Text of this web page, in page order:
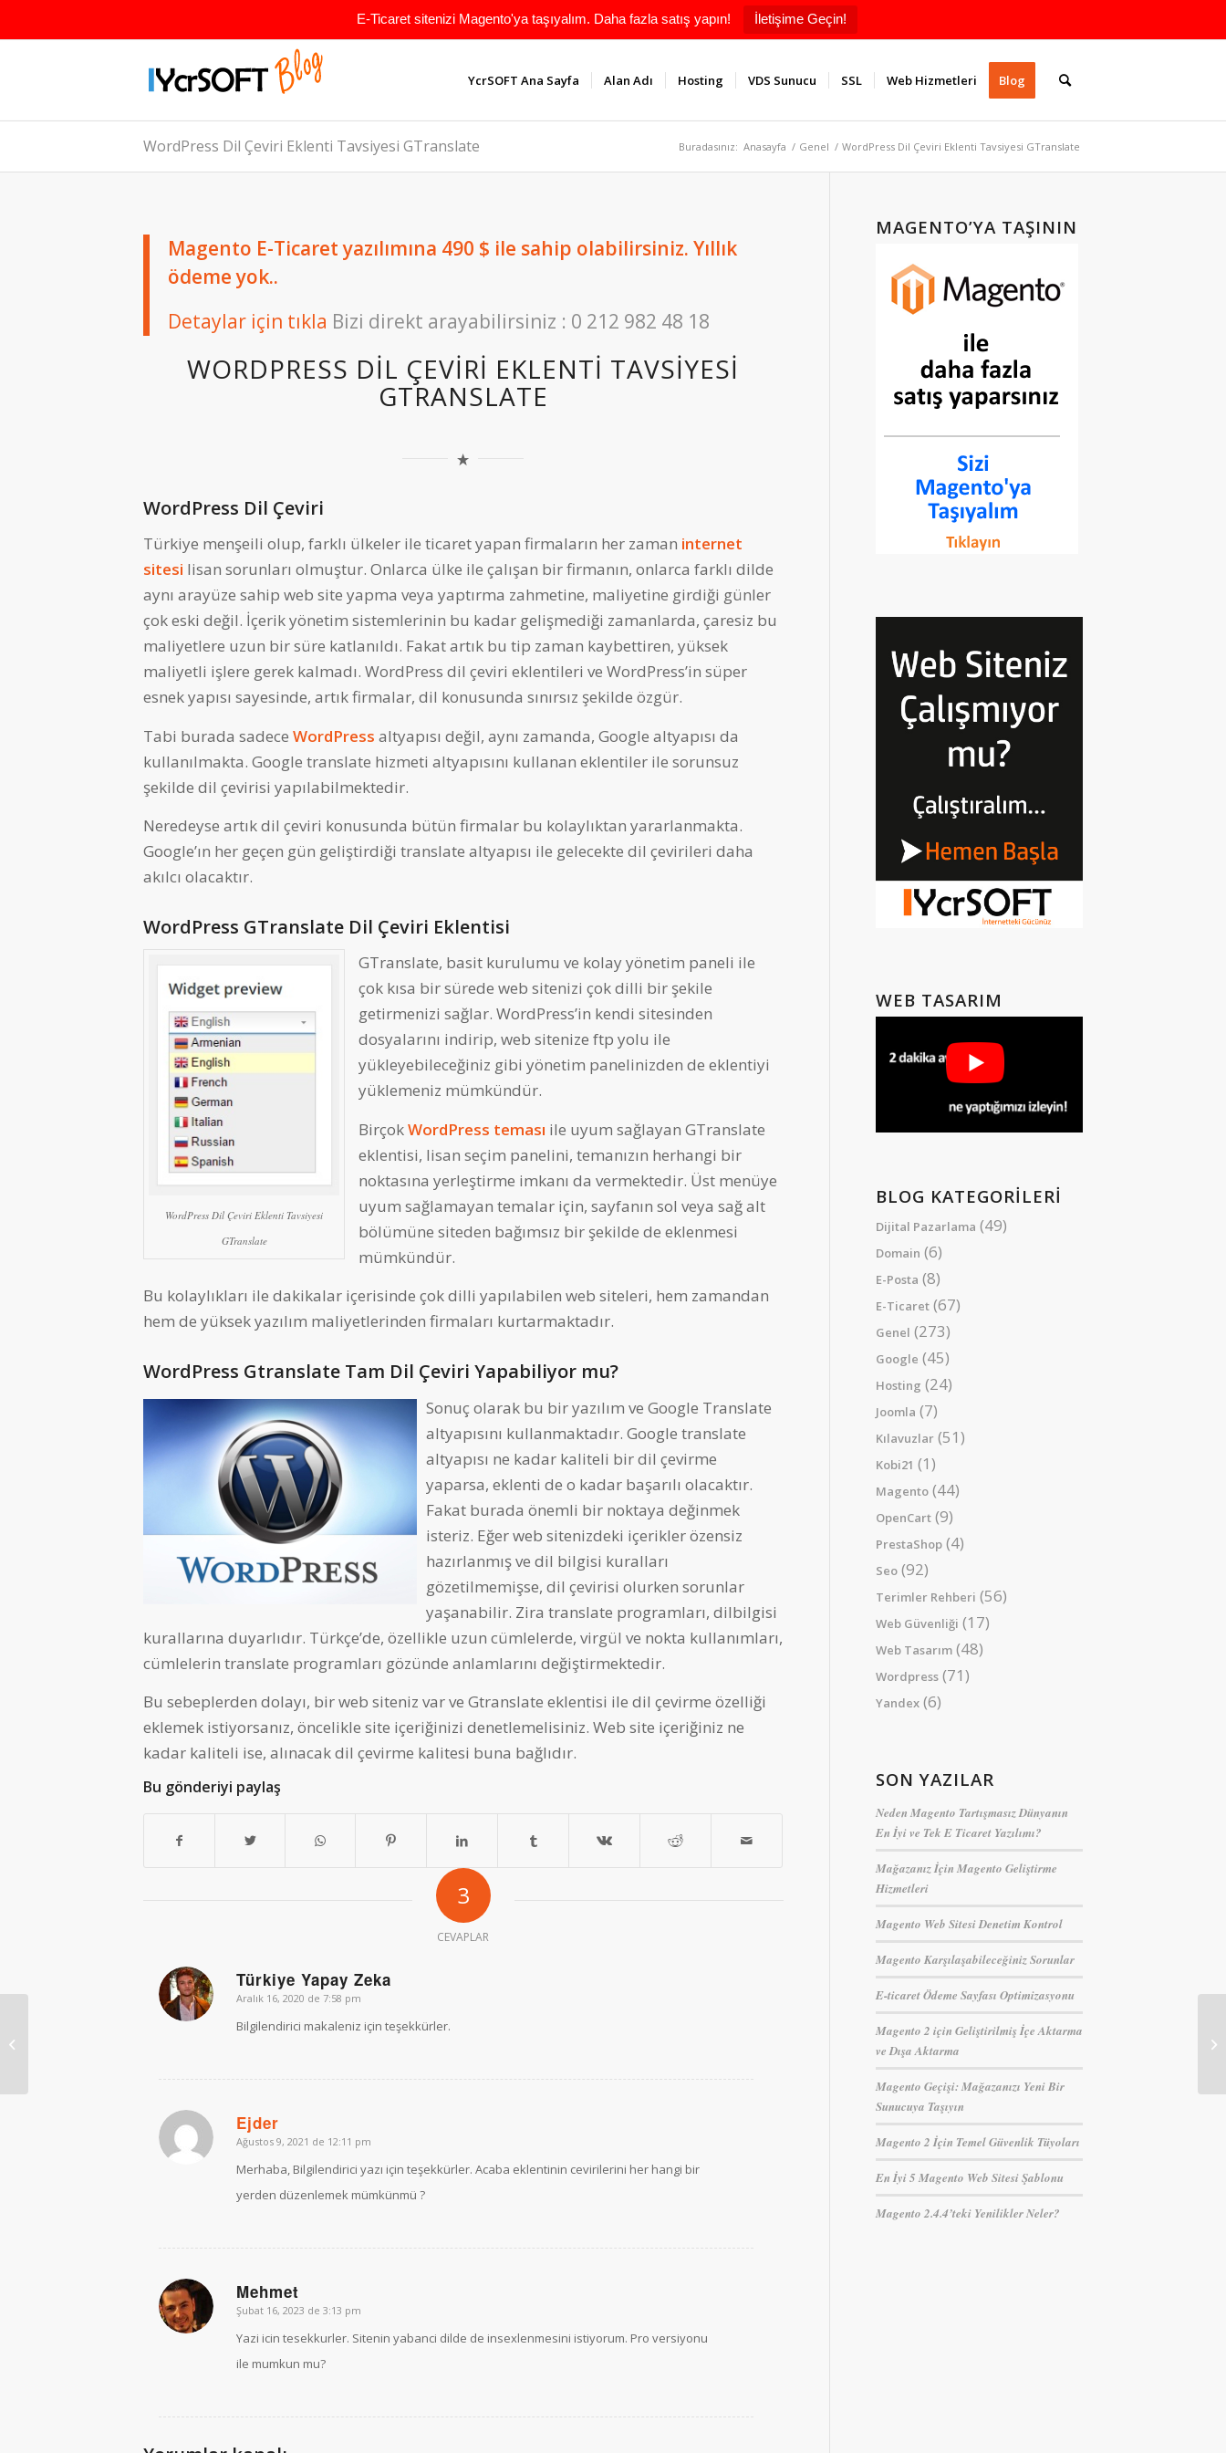
E-Ticaret sitenizi Magento'ya taşıyalım. Daha fazla satış yapın! İletişime Geçin!
YcrSOFT Ana Sayfa Alan Adı Hosting VDS Sunucu SSL Web Hizmetleri Blog
WordPress Dil Çeviri Eklenti Tavsiyesi GTranslate Buradasınız: Anasayfa / Genel / WordPress Dil Çeviri Eklenti Tavsiyesi GTranslate
Magento E-Ticaret yazılımına 490 $ ile sahip olabilirsiniz. Yıllık
ödeme yok..
Detaylar için tıkla Bizi direkt arayabilirsiniz : 0 212 982 48 18
WORDPRESS DIL ÇEVIRI EKLENTI TAVSIYESI
GTRANSLATE
WordPress Dil Çeviri
Türkiye menşeili olup, farklı ülkeler ile ticaret yapan firmaların her zaman internet
sitesi lisan sorunları olmuştur. Onlarca ülke ile çalışan bir firmanın, onlarca farklı dilde
aynı arayüze sahip web site yapma veya yaptırma zahmetine, maliyetine girdiği günler
çok eski değil. İçerik yönetim sistemlerinin bu kadar gelişmediği zamanlarda, çaresiz bu
maliyetlere uzun bir süre katlanıldı. Fakat artık bu tip zaman kaybettiren, yüksek
maliyetli işlere gerek kalmadı. WordPress dil çeviri eklentileri ve WordPress’in süper
esnek yapısı sayesinde, artık firmalar, dil konusunda sınırsız şekilde özgür.
Tabi burada sadece WordPress altyapısı değil, aynı zamanda, Google altyapısı da
kullanılmakta. Google translate hizmeti altyapısını kullanan eklentiler ile sorunsuz
şekilde dil çevirisi yapılabilmektedir.
Neredeyse artık dil çeviri konusunda bütün firmalar bu kolaylıktan yararlanmakta.
Google’ın her geçen gün geliştirdiği translate altyapısı ile gelecekte dil çevirileri daha
akılcı olacaktır.
WordPress GTranslate Dil Çeviri Eklentisi
WordPress Dil Çeviri Eklenti Tavsiyesi
GTranslate
GTranslate, basit kurulumu ve kolay yönetim paneli ile
çok kısa bir sürede web sitenizi çok dilli bir şekile
getirmenizi sağlar. WordPress’in kendi sitesinden
dosyalarını indirip, web sitenize ftp yolu ile
yükleyebileceğiniz gibi yönetim panelinizden de eklentiyi
yüklemeniz mümkündür.
BirçokWordPress teması ile uyum sağlayan GTranslate
eklentisi, lisan seçim panelini, temanızın herhangi bir
noktasına yerleştirme imkanı da vermektedir. Üst menüye
uyum sağlamayan temalar için, sayfanın sol veya sağ alt
bölümüne siteden bağımsız bir şekilde de eklenmesi
mümkündür.
Bu kolaylıkları ile dakikalar içerisinde çok dilli yapılabilen web siteleri, hem zamandan
hem de yüksek yazılım maliyetlerinden firmaları kurtarmaktadır.
WordPress Gtranslate Tam Dil Çeviri Yapabiliyor mu?
Sonuç olarak bu bir yazılım ve Google Translate
altyapısını kullanmaktadır. Google translate
altyapısı ne kadar kaliteli bir dil çevirme
yaparsa, eklenti de o kadar başarılı olacaktır.
Fakat burada önemli bir noktaya değinmek
isteriz. Eğer web sitenizdeki içerikler özensiz
hazırlanmış ve dil bilgisi kuralları
gözetilmemişse, dil çevirisi olurken sorunlar
yaşanabilir. Zira translate programları, dilbilgisi
kurallarına duyarlıdır. Türkçe’de, özellikle uzun cümlelerde, virgül ve nokta kullanımları,
cümlelerin translate programları gözünde anlamlarını değiştirmektedir.
Bu sebeplerden dolayı, bir web siteniz var ve Gtranslate eklentisi ile dil çevirme özelliği
eklemek istiyorsanız, öncelikle site içeriğinizi denetlemelisiniz. Web site içeriğiniz ne
kadar kaliteli ise, alınacak dil çevirme kalitesi buna bağlıdır.
Bu gönderiyi paylaş
3
CEVAPLAR
Türkiye Yapay Zeka
says:
Aralık 16, 2020 de 7:58 pm
Bilgilendirici makaleniz için teşekkürler.
Ejder
says:
Ağustos 9, 2021 de 12:11 pm
Merhaba, Bilgilendirici yazı için teşekkürler. Acaba eklentinin cevirilerini her hangi bir
yerden düzenlemek mümkünmü ?
Mehmet
says:
Şubat 16, 2023 de 3:13 pm
Yazi icin tesekkurler. Sitenin yabanci dilde de insexlenmesini istiyorum. Pro versiyonu
ile mumkun mu?
MAGENTO’YA TAŞININ
WEB TASARIM
BLOG KATEGORILERI
Dijital Pazarlama (49)
Domain (6)
E-Posta (8)
E-Ticaret(67)
Genel (273)
Google (45)
Hosting (24)
Joomla (7)
Kılavuzlar(51)
Kobi21 (1)
Magento(44)
OpenCart(9)
PrestaShop(4)
Seo(92)
Terimler Rehberi (56)
Web Güvenliği (17)
Web Tasarım(48)
Wordpress(71)
Yandex(6)
SON YAZILAR
Neden Magento Tartışmasız Dünyanın
En İyi ve Tek E Ticaret Yazılımı?
Mağazanız İçin Magento Geliştirme
Hizmetleri
Magento Web Sitesi Denetim Kontrol
Magento Karşılaşabileceğiniz Sorunlar
E-ticaret Ödeme Sayfası Optimizasyonu
Magento 2 için Geliştirilmiş İçe Aktarma
ve Dışa Aktarma
Magento Geçişi: Mağazanızı Yeni Bir
Sunucuya Taşıyın
Magento 2 İçin Temel Güvenlik Tüyoları
En İyi 5 Magento Web Sitesi Şablonu
Magento 2.4.4’teki Yenilikler Neler?